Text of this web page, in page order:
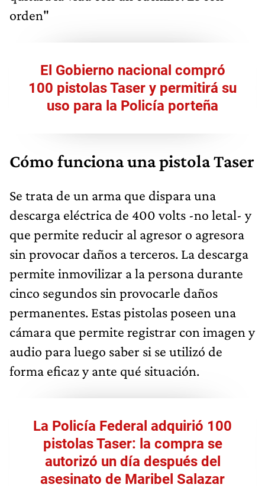
orden"
El Gobierno nacional compró
100 pistolas Taser y permitirá su
uso para la Policía porteña
Cómo funciona una pistola Taser
Se trata de un arma que dispara una
descarga eléctrica de 400 volts -no letal- y
que permite reducir al agresor o agresora
sin provocar daños a terceros. La descarga
permite inmovilizar a la persona durante
cinco segundos sin provocarle daños
permanentes. Estas pistolas poseen una
cámara que permite registrar con imagen y
audio para luego saber si se utilizó de
forma eficaz y ante qué situación.
La Policía Federal adquirió 100
pistolas Taser: la compra se
autorizó un día después del
asesinato de Maribel Salazar